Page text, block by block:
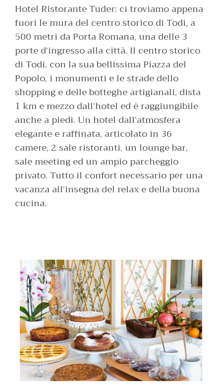
Hotel Ristorante Tuder: ci troviamo appena
fuori le mura del centro storico di Todi, a
500 metri da Porta Romana, una delle 3
porte d’ingresso alla città. Il centro storico
di Todi, con la sua bellissima Piazza del
Popolo, i monumenti e le strade dello
shopping e delle botteghe artigianali, dista
1 km e mezzo dall’hotel ed è raggiungibile
anche a piedi. Un hotel dall’atmosfera
elegante e raffinata, articolato in 36
camere, 2 sale ristoranti, un lounge bar,
sale meeting ed un ampio parcheggio
privato. Tutto il confort necessario per una
vacanza all’insegna del relax e della buona
cucina.